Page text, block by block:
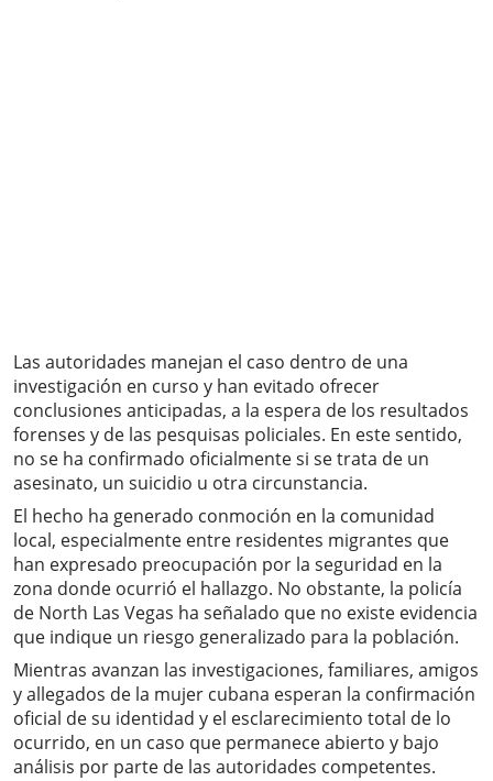
Las autoridades manejan el caso dentro de una
investigación en curso y han evitado ofrecer
conclusiones anticipadas, a la espera de los resultados
forenses y de las pesquisas policiales. En este sentido,
no se ha confirmado oficialmente si se trata de un
asesinato, un suicidio u otra circunstancia.
El hecho ha generado conmoción en la comunidad
local, especialmente entre residentes migrantes que
han expresado preocupación por la seguridad en la
zona donde ocurrió el hallazgo. No obstante, la policía
de North Las Vegas ha señalado que no existe evidencia
que indique un riesgo generalizado para la población.
Mientras avanzan las investigaciones, familiares, amigos
y allegados de la mujer cubana esperan la confirmación
oficial de su identidad y el esclarecimiento total de lo
ocurrido, en un caso que permanece abierto y bajo
análisis por parte de las autoridades competentes.